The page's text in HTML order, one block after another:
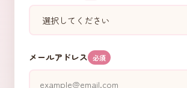
メールアドレス 必須